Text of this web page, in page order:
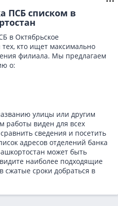
ПСБ списком в
в Октябрьское
кто ищет максимально
филиала. Мы предлагаем
о:
улицы или другим
виден для всех
сведения и посетить
адресов отделений банка
может быть
наиболее подходящие
сжатые сроки добраться в